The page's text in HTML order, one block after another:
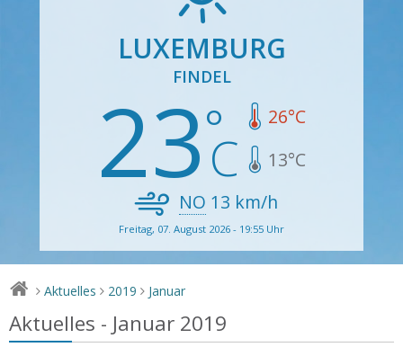
LUXEMBURG
FINDEL
23 26°C
13°C
NO 13 km/h
Freitag, 07. August 2026 - 19:55 Uhr
> Aktuelles > 2019 > Januar
Aktuelles - Januar 2019